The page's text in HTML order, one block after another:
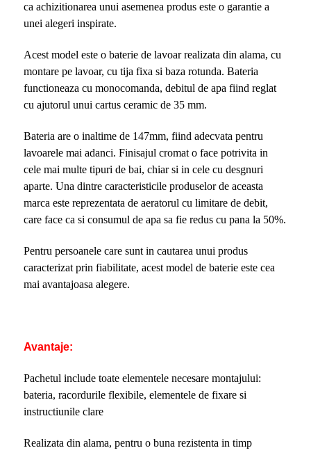
ca achizitionarea unui asemenea produs este o garantie a
unei alegeri inspirate.
Acest model este o baterie de lavoar realizata din alama, cu
montare pe lavoar, cu tija fixa si baza rotunda. Bateria
functioneaza cu monocomanda, debitul de apa fiind reglat
cu ajutorul unui cartus ceramic de 35 mm.
Bateria are o inaltime de 147mm, fiind adecvata pentru
lavoarele mai adanci. Finisajul cromat o face potrivita in
cele mai multe tipuri de bai, chiar si in cele cu desgnuri
aparte. Una dintre caracteristicile produselor de aceasta
marca este reprezentata de aeratorul cu limitare de debit,
care face ca si consumul de apa sa fie redus cu pana la 50%.
Pentru persoanele care sunt in cautarea unui produs
caracterizat prin fiabilitate, acest model de baterie este cea
mai avantajoasa alegere.
Avantaje:
Pachetul include toate elementele necesare montajului:
bateria, racordurile flexibile, elementele de fixare si
instructiunile clare
Realizata din alama, pentru o buna rezistenta in timp